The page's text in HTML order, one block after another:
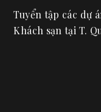
Tuyển tập các dự
Khách sạn tại T.